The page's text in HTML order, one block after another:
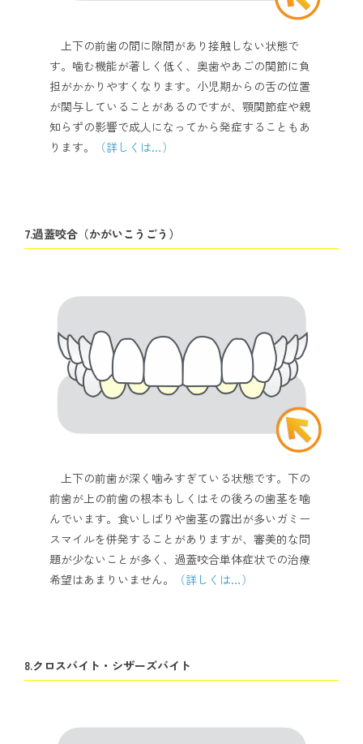
上下の前歯の間に隙間があり接触しない状態で
す。噛む機能が著しく低く、奥歯やあごの関節に負
担がかかりやすくなります。小児期からの舌の位置
が関与していることがあるのですが、顎関節症や親
知らずの影響で成人になってから発症することもあ
ります。
（詳しくは…）
7.過蓋咬合（かがいこうごう）
上下の前歯が深く噛みすぎている状態です。下の
前歯が上の前歯の根本もしくはその後ろの歯茎を噛
んでいます。食いしばりや歯茎の露出が多いガミー
スマイルを併発することがありますが、審美的な問
題が少ないことが多く、過蓋咬合単体症状での治療
希望はあまりいません。
（詳しくは…）
8.クロスバイト・シザーズバイト